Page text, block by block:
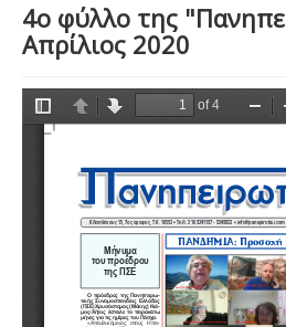
4ο φύλλο της
Απρίλιος 2020